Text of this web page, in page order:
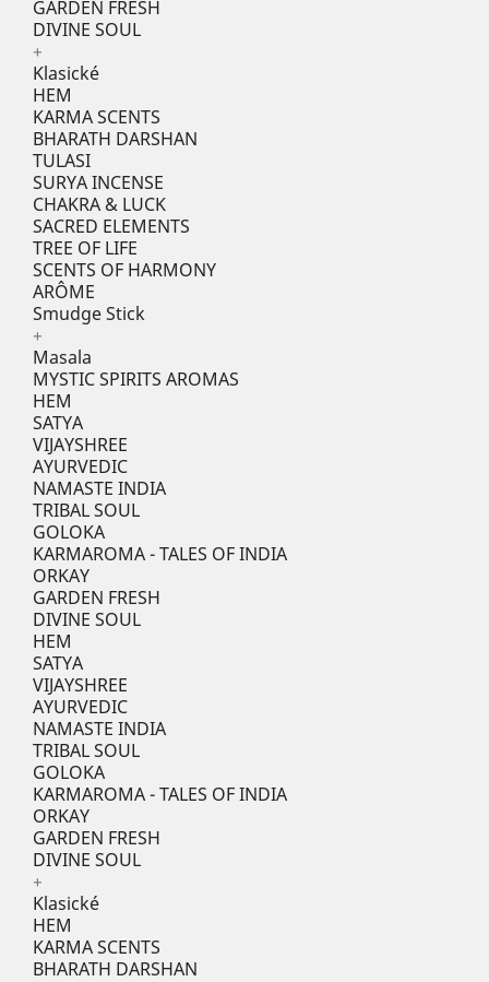
GARDEN FRESH
DIVINE SOUL
+
Klasické
HEM
KARMA SCENTS
BHARATH DARSHAN
TULASI
SURYA INCENSE
CHAKRA & LUCK
SACRED ELEMENTS
TREE OF LIFE
SCENTS OF HARMONY
ARÔME
Smudge Stick
+
Masala
MYSTIC SPIRITS AROMAS
HEM
SATYA
VIJAYSHREE
AYURVEDIC
NAMASTE INDIA
TRIBAL SOUL
GOLOKA
KARMAROMA - TALES OF INDIA
ORKAY
GARDEN FRESH
DIVINE SOUL
HEM
SATYA
VIJAYSHREE
AYURVEDIC
NAMASTE INDIA
TRIBAL SOUL
GOLOKA
KARMAROMA - TALES OF INDIA
ORKAY
GARDEN FRESH
DIVINE SOUL
+
Klasické
HEM
KARMA SCENTS
BHARATH DARSHAN